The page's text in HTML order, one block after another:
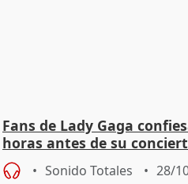
Fans de Lady Gaga
horas antes de su
Sonido Totales 28/